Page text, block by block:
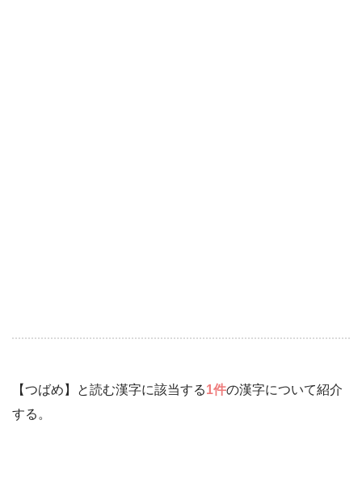
【つばめ】と読む漢字に該当する1件の漢字について紹介
する。